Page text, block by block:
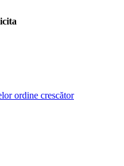
ordine crescător